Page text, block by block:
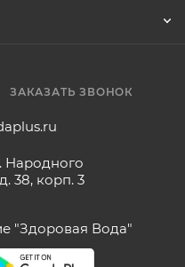
ЗАКАЗАТЬ ЗВОНОК
Народного
38, корп. 3
"Здоровая Вода"